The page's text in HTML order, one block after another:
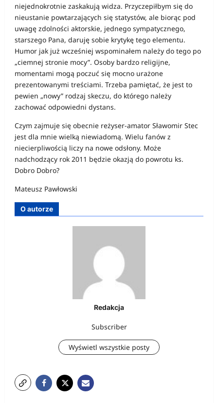
niejednokrotnie zaskakują widza. Przyczepiłbym się do
nieustanie powtarzających się statystów, ale biorąc pod
uwagę zdolności aktorskie, jednego sympatycznego,
starszego Pana, daruję sobie krytykę tego elementu.
Humor jak już wcześniej wspominałem należy do tego po
„ciemnej stronie mocy”. Osoby bardzo religijne,
momentami mogą poczuć się mocno urażone
prezentowanymi treściami. Trzeba pamiętać, że jest to
pewien „nowy” rodzaj skeczu, do którego należy
zachować odpowiedni dystans.
Czym zajmuje się obecnie reżyser-amator Sławomir Stec
jest dla mnie wielką niewiadomą. Wielu fanów z
niecierpliwością liczy na nowe odsłony. Może
nadchodzący rok 2011 będzie okazją do powrotu ks.
Dobro Dobro?
Mateusz Pawłowski
O autorze
Redakcja
Subscriber
Wyświetl wszystkie posty